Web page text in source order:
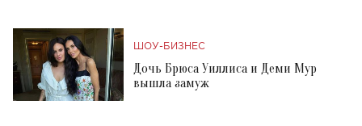
ШОУ-БИЗНЕС
Дочь Брюса Уиллиса и Деми Мур
вышла замуж